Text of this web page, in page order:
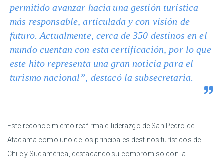
permitido avanzar hacia una gestión turística
más responsable, articulada y con visión de
futuro. Actualmente, cerca de 350 destinos en el
mundo cuentan con esta certificación, por lo que
este hito representa una gran noticia para el
turismo nacional”, destacó la subsecretaria.
Este reconocimiento reafirma el liderazgo de San Pedro de
Atacama como uno de los principales destinos turísticos de
Chile y Sudamérica, destacando su compromiso con la